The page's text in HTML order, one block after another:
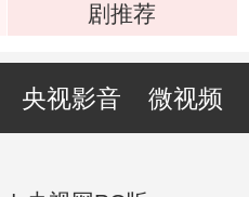
剧推荐
央视影音 微视频